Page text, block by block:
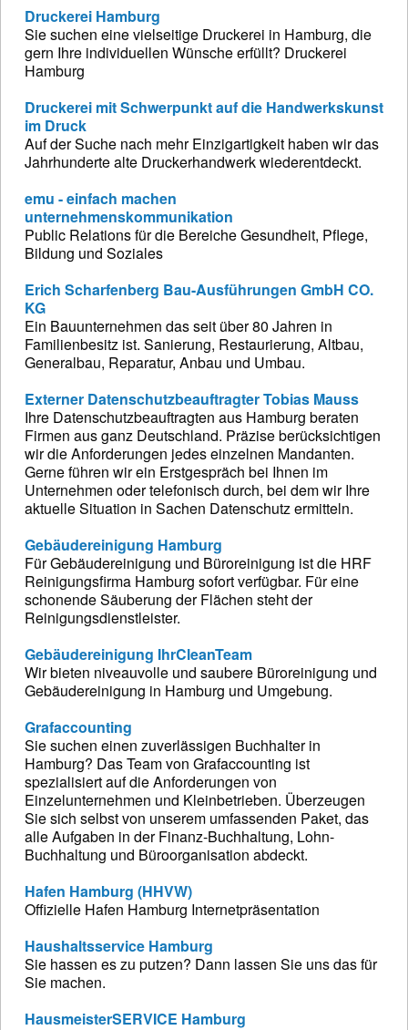
Druckerei Hamburg
Sie suchen eine vielseitige Druckerei in Hamburg, die
gern Ihre individuellen Wünsche erfüllt? Druckerei
Hamburg
Druckerei mit Schwerpunkt auf die Handwerkskunst
im Druck
Auf der Suche nach mehr Einzigartigkeit haben wir das
Jahrhunderte alte Druckerhandwerk wiederentdeckt.
emu - einfach machen
unternehmenskommunikation
Public Relations für die Bereiche Gesundheit, Pflege,
Bildung und Soziales
Erich Scharfenberg Bau-Ausführungen GmbH CO.
KG
Ein Bauunternehmen das seit über 80 Jahren in
Familienbesitz ist. Sanierung, Restaurierung, Altbau,
Generalbau, Reparatur, Anbau und Umbau.
Externer Datenschutzbeauftragter Tobias Mauss
Ihre Datenschutzbeauftragten aus Hamburg beraten
Firmen aus ganz Deutschland. Präzise berücksichtigen
wir die Anforderungen jedes einzelnen Mandanten.
Gerne führen wir ein Erstgespräch bei Ihnen im
Unternehmen oder telefonisch durch, bei dem wir Ihre
aktuelle Situation in Sachen Datenschutz ermitteln.
Gebäudereinigung Hamburg
Für Gebäudereinigung und Büroreinigung ist die HRF
Reinigungsfirma Hamburg sofort verfügbar. Für eine
schonende Säuberung der Flächen steht der
Reinigungsdienstleister.
Gebäudereinigung IhrCleanTeam
Wir bieten niveauvolle und saubere Büroreinigung und
Gebäudereinigung in Hamburg und Umgebung.
Grafaccounting
Sie suchen einen zuverlässigen Buchhalter in
Hamburg? Das Team von Grafaccounting ist
spezialisiert auf die Anforderungen von
Einzelunternehmen und Kleinbetrieben. Überzeugen
Sie sich selbst von unserem umfassenden Paket, das
alle Aufgaben in der Finanz-Buchhaltung, Lohn-
Buchhaltung und Büroorganisation abdeckt.
Hafen Hamburg (HHVW)
Offizielle Hafen Hamburg Internetpräsentation
Haushaltsservice Hamburg
Sie hassen es zu putzen? Dann lassen Sie uns das für
Sie machen.
HausmeisterSERVICE Hamburg